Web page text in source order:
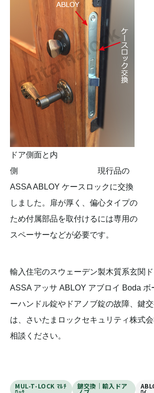
ドア側面と内
側 現行品の
ASSA ABLOY ケースロックに交換
しました。扉が厚く、偏心タイプの
ため付属部品を取付けるには専用の
スペーサーなどが必要です。
輸入住宅のスウェーデン製木質系玄関
ASSA アッサ ABLOY アブロイ Boda ボ
ーハンドル錠やドアノブ錠の故障、鍵
は、さいたまロックセキュリティ株式
相談ください。
MUL-T-LOCK ﾏﾙﾁ 鍵交換｜輸入ドア